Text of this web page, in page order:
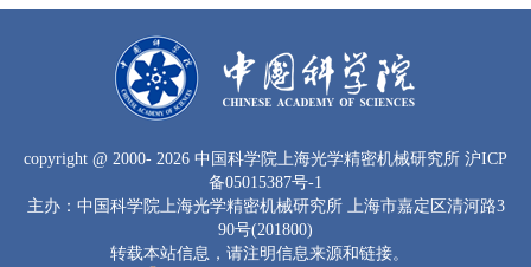
copyright @ 2000- 2026 中国科学院上海光学精密机械研究所 沪ICP
备05015387号-1
主办：中国科学院上海光学精密机械研究所 上海市嘉定区清河路3
90号(201800)
转载本站信息，请注明信息来源和链接。